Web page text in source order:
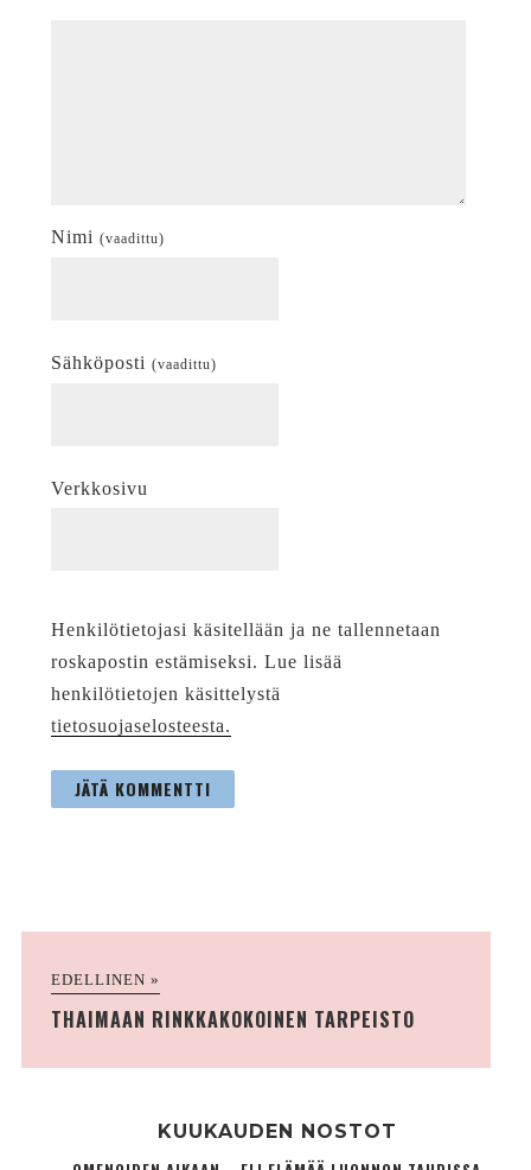
Nimi (vaadittu)
Sähköposti (vaadittu)
Verkkosivu
Henkilötietojasi käsitellään ja ne tallennetaan
roskapostin estämiseksi. Lue lisää
henkilötietojen käsittelystä
tietosuojaselosteesta.
EDELLINEN »
THAIMAAN RINKKAKOKOINEN TARPEISTO
KUUKAUDEN NOSTOT